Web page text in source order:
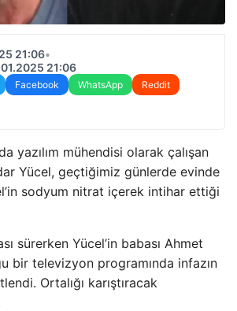
21:06•
21:06
Facebook WhatsApp
Reddit
yazılım mühendisi olarak çalışan
Yücel, geçtiğimiz günlerde evinde
sodyum nitrat içerek intihar ettiği
sürerken Yücel’in babası Ahmet
bir televizyon programında infazın
Ortalığı karıştıracak